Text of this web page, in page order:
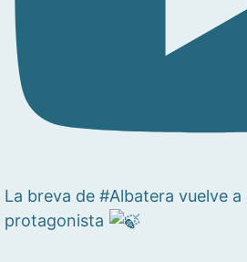
La breva de #Albatera vuelve
protagonista